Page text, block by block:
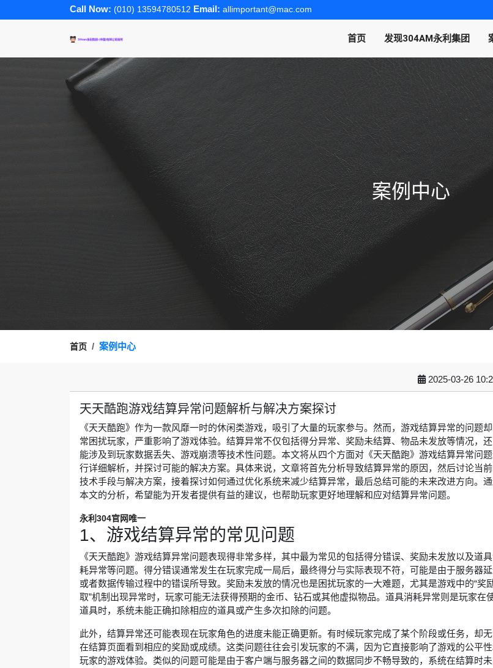
Call Now: (010) 13594780512 Email: allimportant@mac.com
首页 发现304AM永利集团
案例中心
首页 案例中心
2025-03-26
天天酷跑游戏结算异常问题解析与解决方案探讨
《天天酷跑》作为一款风靡一时的休闲类游戏，吸引了大量的玩家参与。然而，游戏结算异常的问题
常困扰玩家，严重影响了游戏体验。结算异常不仅包括得分异常、奖励未结算、物品未发放等情况，
能涉及到玩家数据丢失、游戏崩溃等技术性问题。本文将从四个方面对《天天酷跑》游戏结算异常问
行详细解析，并探讨可能的解决方案。具体来说，文章将首先分析导致结算异常的原因，然后讨论当
技术手段与解决方案，接着探讨如何通过优化系统来减少结算异常，最后总结可能的未来改进方向。
本文的分析，希望能为开发者提供有益的建议，也帮助玩家更好地理解和应对结算异常问题。
永利304官网唯一
1、游戏结算异常的常见问题
《天天酷跑》游戏结算异常问题表现得非常多样，其中最为常见的包括得分错误、奖励未发放以及道
耗异常等问题。得分错误通常发生在玩家完成一局后，最终得分与实际表现不符，可能是由于服务器
或者数据传输过程中的错误所导致。奖励未发放的情况也是困扰玩家的一大难题，尤其是游戏中的“奖
取”机制出现异常时，玩家可能无法获得预期的金币、钻石或其他虚拟物品。道具消耗异常则是玩家在
道具时，系统未能正确扣除相应的道具或产生多次扣除的问题。
此外，结算异常还可能表现在玩家角色的进度未能正确更新。有时候玩家完成了某个阶段或任务，却
在结算页面看到相应的奖励或成绩。这类问题往往会引发玩家的不满，因为它直接影响了游戏的公平
玩家的游戏体验。类似的问题可能是由于客户端与服务器之间的数据同步不畅导致的，系统在结算时